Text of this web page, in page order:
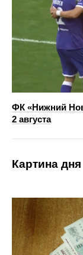
ФК «Нижний
2 августа
Картина дня